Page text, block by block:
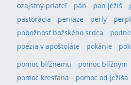
ozajstný priateľ
pán pan ježiš
pastorácia
peniaze perly
pobožnosť božského srdca
poézia v apoštoláte
pokánie
pomoc blížnemu pomoc blížnym
pomoc kresťana
pomoc od ježiša